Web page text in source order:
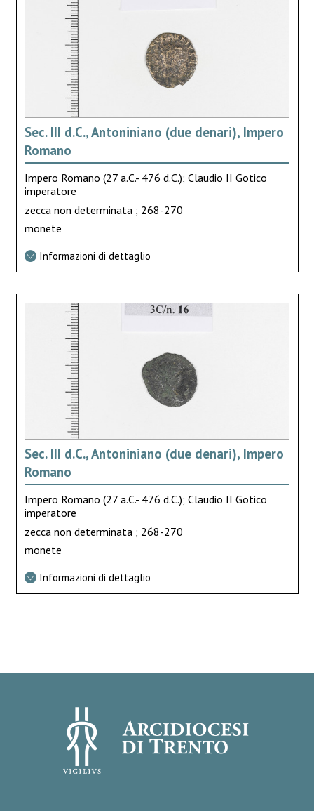
Sec. III d.C., Antoniniano (due denari), Impero
Romano
Impero Romano (27 a.C.- 476 d.C.); Claudio II Gotico
imperatore
zecca non determinata ; 268-270
monete
Informazioni di dettaglio
Sec. III d.C., Antoniniano (due denari), Impero
Romano
Impero Romano (27 a.C.- 476 d.C.); Claudio II Gotico
imperatore
zecca non determinata ; 268-270
monete
Informazioni di dettaglio